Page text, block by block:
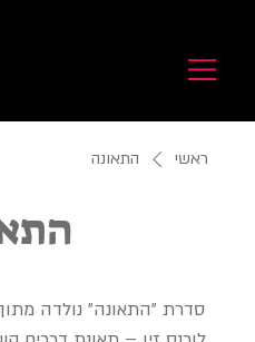
ראשי התאונה
סדרת ״התאונה״ נולדה